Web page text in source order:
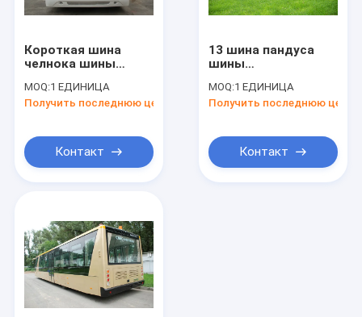
Короткая шина
челнока шины
авиапорта радиуса
поворота к
MOQ:1 ЕДИНИЦА
Получить последнюю цену
Контакт
13 шина пандуса
шины
аэропорта
пассажира Seater
MOQ:1 ЕДИНИЦА
Получить последнюю цену
Контакт